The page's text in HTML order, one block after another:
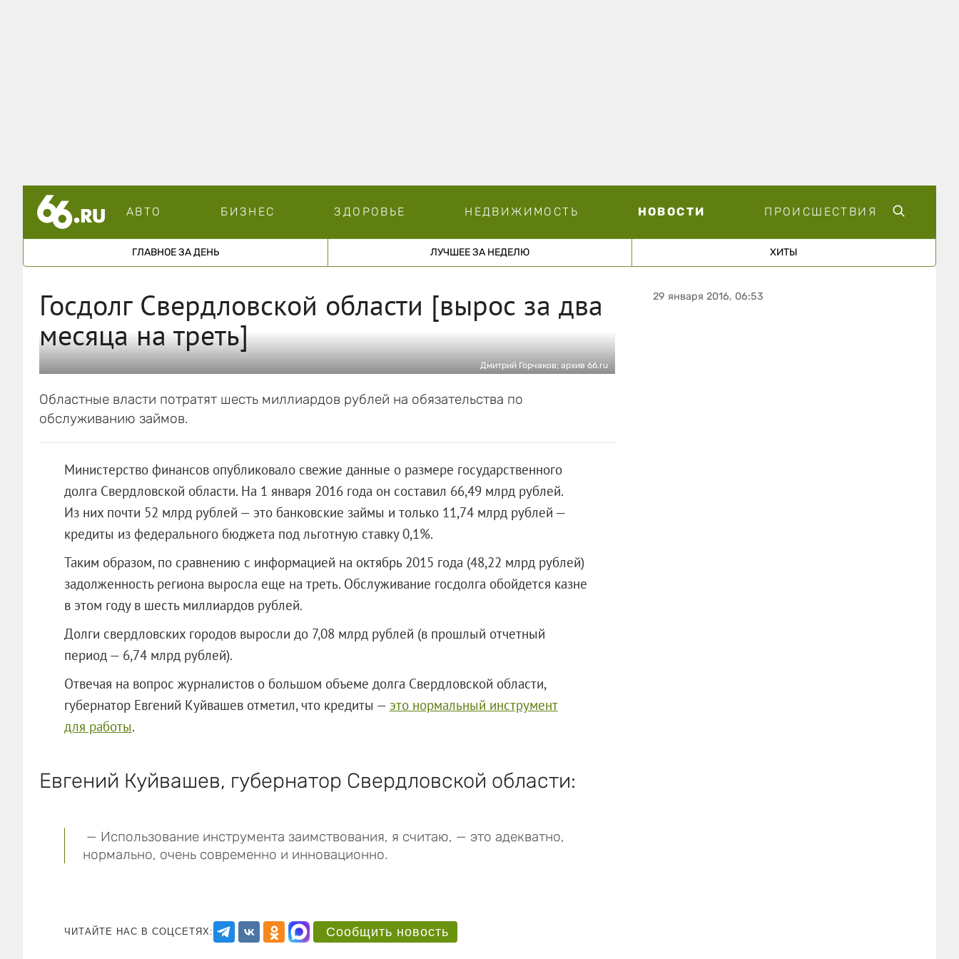
АВТО БИЗНЕС ЗДОРОВЬЕ НЕДВИЖИМОСТЬ НОВОСТИ ПРОИСШЕСТВИЯ
ГЛАВНОЕ ЗА ДЕНЬ ЛУЧШЕЕ ЗА НЕДЕЛЮ ХИТЫ
Госдолг Свердловской области [вырос за два
месяца на треть]
Дмитрий Горчаков; архив 66.ru
Областные власти потратят шесть миллиардов рублей на обязательства по
обслуживанию займов.
Министерство финансов опубликовало свежие данные о размере государственного
долга Свердловской области. На 1 января 2016 года он составил 66,49 млрд рублей.
Из них почти 52 млрд рублей — это банковские займы и только 11,74 млрд рублей —
кредиты из федерального бюджета под льготную ставку 0,1%.
Таким образом, по сравнению с информацией на октябрь 2015 года (48,22 млрд рублей)
задолженность региона выросла еще на треть. Обслуживание госдолга обойдется казне
в этом году в шесть миллиардов рублей.
Долги свердловских городов выросли до 7,08 млрд рублей (в прошлый отчетный
период — 6,74 млрд рублей).
Отвечая на вопрос журналистов о большом объеме долга Свердловской области,
губернатор Евгений Куйвашев отметил, что кредиты — это нормальный инструмент
для работы.
Евгений Куйвашев, губернатор Свердловской области:
— Использование инструмента заимствования, я считаю, — это адекватно,
нормально, очень современно и инновационно.
ЧИТАЙТЕ НАС В СОЦСЕТЯХ: Сообщить новость
29 января 2016, 06:53